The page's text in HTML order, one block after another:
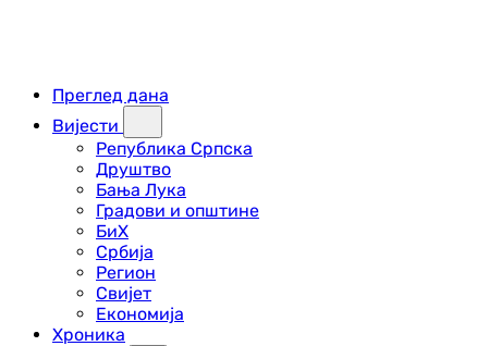
Преглед дана
Вијести
Република Српска
Друштво
Бања Лука
Градови и општине
БиХ
Србија
Регион
Свијет
Економија
Хроника